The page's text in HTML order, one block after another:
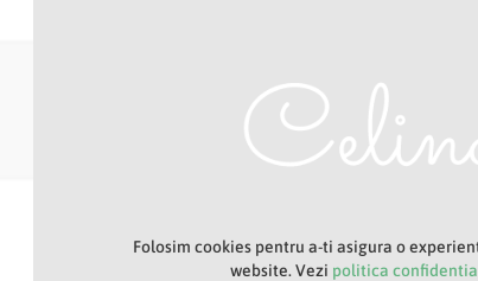
Folosim cookies pentru a-ti asigura o
website. Vezi politica